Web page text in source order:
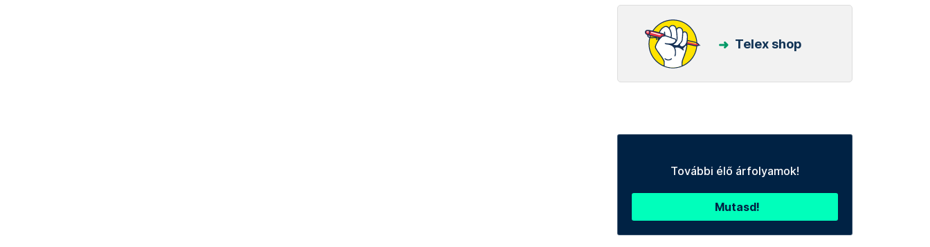
Telex shop
További élő árfolyamok!
Mutasd!